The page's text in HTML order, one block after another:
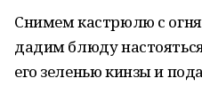
Снимем кастрюлю с
дадим блюду
его зеленью кинзы и